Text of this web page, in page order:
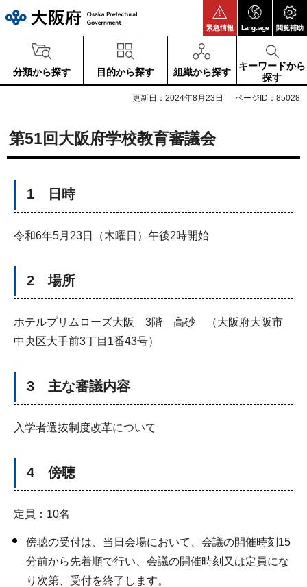
緊急情報 Language 閲覧補助
分類から探す 目的から探す 組織から探す
キーワードから
探す
更新日：2024年8月23日 ページID：85028
第51回大阪府学校教育審議会
1 日時
令和6年5月23日（木曜日）午後2時開始
2 場所
ホテルプリムローズ大阪 3階 高砂 （大阪府大阪市
中央区大手前3丁目1番43号）
3 主な審議内容
入学者選抜制度改革について
4 傍聴
定員：10名
傍聴の受付は、当日会場において、会議の開催時刻15
分前から先着順で行い、会議の開催時刻又は定員にな
り次第、受付を終了します。